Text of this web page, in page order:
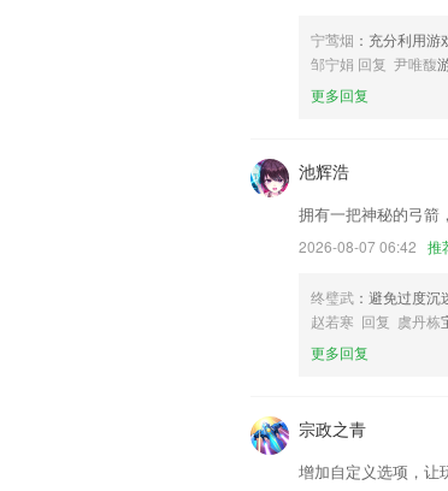
修复页面样式bug，提升用
以上就是爱博会员登录的
宁莺烟 ：充分利用游
邹宁娟 回复 尹唯馥
更多回复
池辉浩
拥有一把神秘的弓箭
2026-08-07 06:42 推
终璧武 ：避免过度
赵若寒 回复 虞丹栋
更多回复
宗政之青
增加自定义选项，让